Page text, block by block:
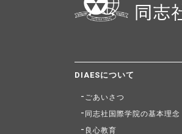
DIAESについて
ごあいさつ
同志社国際学院の基本理念
良心教育